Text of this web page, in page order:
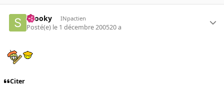
snooky INpactien
Posté(e) le 1 décembre 200520 a
Citer